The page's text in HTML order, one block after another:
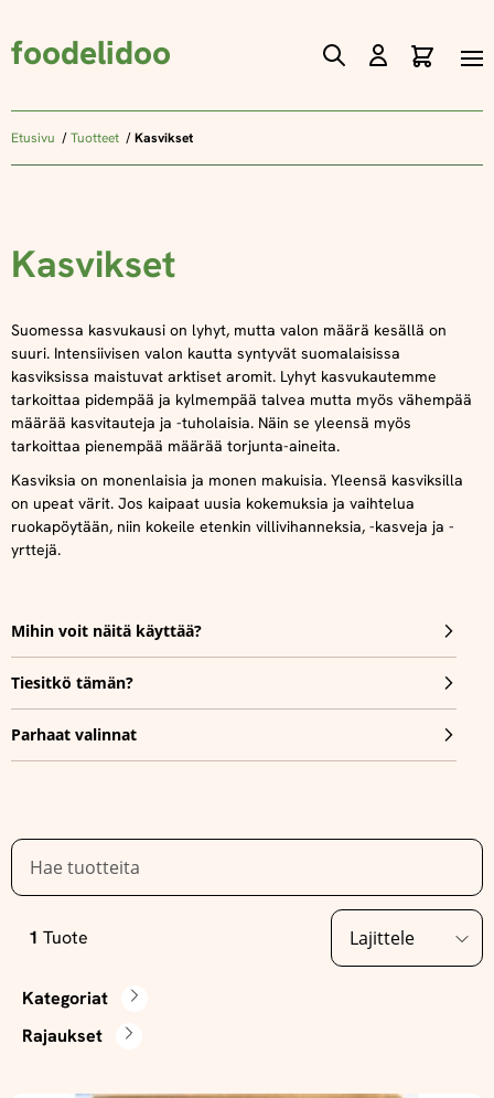
foodelidoo
Skip
Content
Etusivu Tuotteet Kasvikset
Kasvikset
Suomessa kasvukausi on lyhyt, mutta valon määrä kesällä on
suuri. Intensiivisen valon kautta syntyvät suomalaisissa
kasviksissa maistuvat arktiset aromit. Lyhyt kasvukautemme
tarkoittaa pidempää ja kylmempää talvea mutta myös vähempää
määrää kasvitauteja ja -tuholaisia. Näin se yleensä myös
tarkoittaa pienempää määrää torjunta-aineita.
Kasviksia on monenlaisia ja monen makuisia. Yleensä kasviksilla
on upeat värit. Jos kaipaat uusia kokemuksia ja vaihtelua
ruokapöytään, niin kokeile etenkin villivihanneksia, -kasveja ja -
yrttejä.
Mihin voit näitä käyttää?
Tiesitkö tämän?
Parhaat valinnat
1 Tuote
Kategoriat
Rajaukset